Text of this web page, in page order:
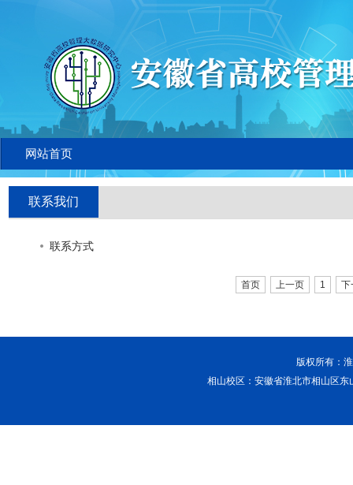
网站首页
联系我们
联系方式
首页 上一页 1 下
版权所有：
相山校区：安徽省淮北市相山区